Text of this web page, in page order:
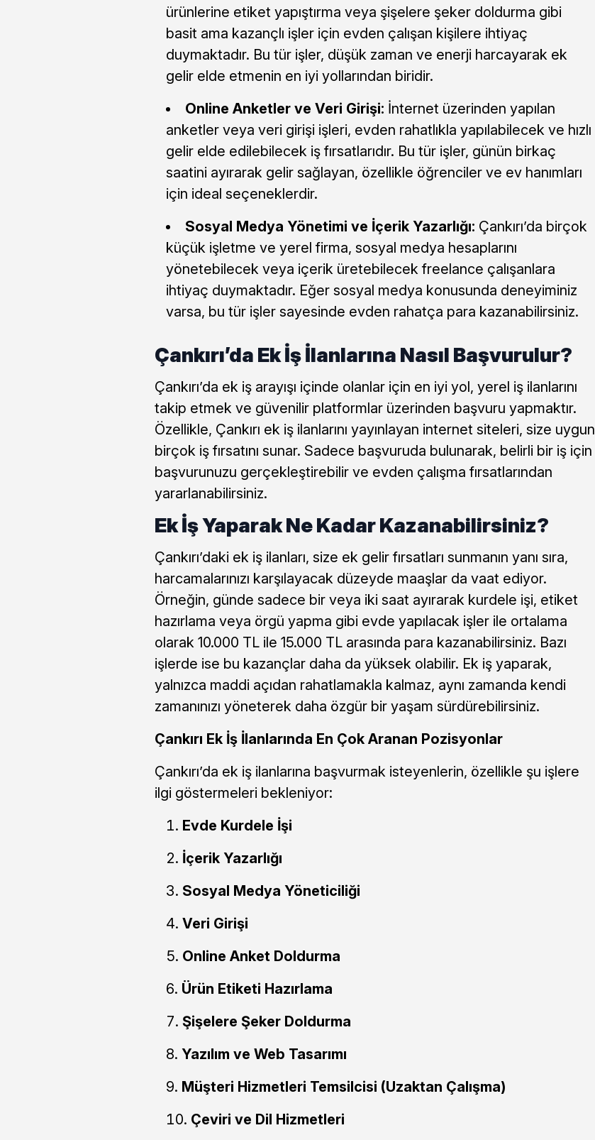
ürünlerine etiket yapıştırma veya şişelere şeker doldurma gibi
basit ama kazançlı işler için evden çalışan kişilere ihtiyaç
duymaktadır. Bu tür işler, düşük zaman ve enerji harcayarak ek
gelir elde etmenin en iyi yollarından biridir.
Online Anketler ve Veri Girişi: İnternet üzerinden yapılan
anketler veya veri girişi işleri, evden rahatlıkla yapılabilecek ve hızlı
gelir elde edilebilecek iş fırsatlarıdır. Bu tür işler, günün birkaç
saatini ayırarak gelir sağlayan, özellikle öğrenciler ve ev hanımları
için ideal seçeneklerdir.
Sosyal Medya Yönetimi ve İçerik Yazarlığı: Çankırı’da birçok
küçük işletme ve yerel firma, sosyal medya hesaplarını
yönetebilecek veya içerik üretebilecek freelance çalışanlara
ihtiyaç duymaktadır. Eğer sosyal medya konusunda deneyiminiz
varsa, bu tür işler sayesinde evden rahatça para kazanabilirsiniz.
Çankırı’da Ek İş İlanlarına Nasıl Başvurulur?
Çankırı’da ek iş arayışı içinde olanlar için en iyi yol, yerel iş ilanlarını
takip etmek ve güvenilir platformlar üzerinden başvuru yapmaktır.
Özellikle, Çankırı ek iş ilanlarını yayınlayan internet siteleri, size uygun
birçok iş fırsatını sunar. Sadece başvuruda bulunarak, belirli bir iş için
başvurunuzu gerçekleştirebilir ve evden çalışma fırsatlarından
yararlanabilirsiniz.
Ek İş Yaparak Ne Kadar Kazanabilirsiniz?
Çankırı’daki ek iş ilanları, size ek gelir fırsatları sunmanın yanı sıra,
harcamalarınızı karşılayacak düzeyde maaşlar da vaat ediyor.
Örneğin, günde sadece bir veya iki saat ayırarak kurdele işi, etiket
hazırlama veya örgü yapma gibi evde yapılacak işler ile ortalama
olarak 10.000 TL ile 15.000 TL arasında para kazanabilirsiniz. Bazı
işlerde ise bu kazançlar daha da yüksek olabilir. Ek iş yaparak,
yalnızca maddi açıdan rahatlamakla kalmaz, aynı zamanda kendi
zamanınızı yöneterek daha özgür bir yaşam sürdürebilirsiniz.
Çankırı Ek İş İlanlarında En Çok Aranan Pozisyonlar
Çankırı’da ek iş ilanlarına başvurmak isteyenlerin, özellikle şu işlere
ilgi göstermeleri bekleniyor:
Evde Kurdele İşi
İçerik Yazarlığı
Sosyal Medya Yöneticiliği
Veri Girişi
Online Anket Doldurma
Ürün Etiketi Hazırlama
Şişelere Şeker Doldurma
Yazılım ve Web Tasarımı
Müşteri Hizmetleri Temsilcisi (Uzaktan Çalışma)
Çeviri ve Dil Hizmetleri